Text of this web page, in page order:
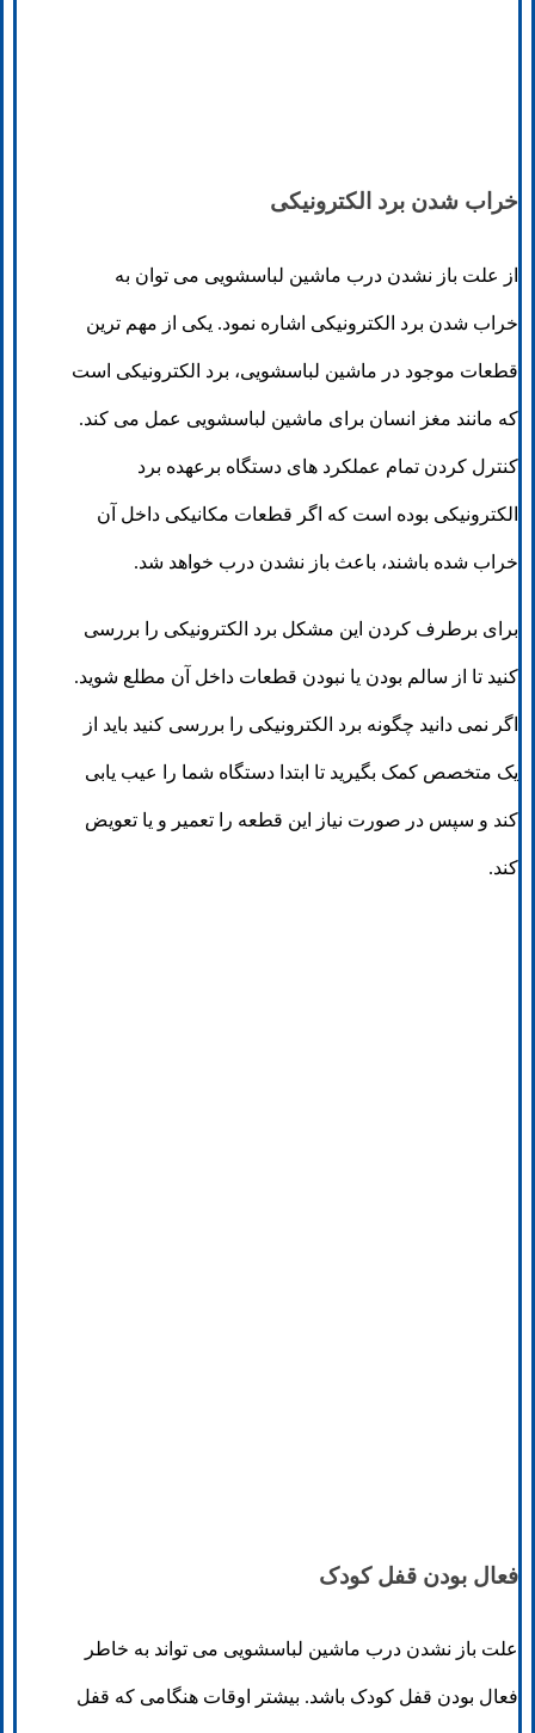
خراب شدن برد الکترونیکی
از علت باز نشدن درب ماشین لباسشویی می توان به
خراب شدن برد الکترونیکی اشاره نمود. یکی از مهم ترین
قطعات موجود در ماشین لباسشویی، برد الکترونیکی است
که مانند مغز انسان برای ماشین لباسشویی عمل می کند.
کنترل کردن تمام عملکرد های دستگاه برعهده برد
الکترونیکی بوده است که اگر قطعات مکانیکی داخل آن
خراب شده باشند، باعث باز نشدن درب خواهد شد.
برای برطرف کردن این مشکل برد الکترونیکی را بررسی
کنید تا از سالم بودن یا نبودن قطعات داخل آن مطلع شوید.
اگر نمی دانید چگونه برد الکترونیکی را بررسی کنید باید از
یک متخصص کمک بگیرید تا ابتدا دستگاه شما را عیب یابی
کند و سپس در صورت نیاز این قطعه را تعمیر و یا تعویض
کند.
فعال بودن قفل کودک
علت باز نشدن درب ماشین لباسشویی می تواند به خاطر
فعال بودن قفل کودک باشد. بیشتر اوقات هنگامی که قفل